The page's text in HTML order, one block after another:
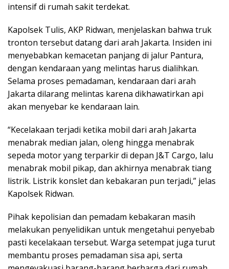
intensif di rumah sakit terdekat.
Kapolsek Tulis, AKP Ridwan, menjelaskan bahwa truk
tronton tersebut datang dari arah Jakarta. Insiden ini
menyebabkan kemacetan panjang di jalur Pantura,
dengan kendaraan yang melintas harus dialihkan.
Selama proses pemadaman, kendaraan dari arah
Jakarta dilarang melintas karena dikhawatirkan api
akan menyebar ke kendaraan lain.
“Kecelakaan terjadi ketika mobil dari arah Jakarta
menabrak median jalan, oleng hingga menabrak
sepeda motor yang terparkir di depan J&T Cargo, lalu
menabrak mobil pikap, dan akhirnya menabrak tiang
listrik. Listrik konslet dan kebakaran pun terjadi,” jelas
Kapolsek Ridwan.
Pihak kepolisian dan pemadam kebakaran masih
melakukan penyelidikan untuk mengetahui penyebab
pasti kecelakaan tersebut. Warga setempat juga turut
membantu proses pemadaman sisa api, serta